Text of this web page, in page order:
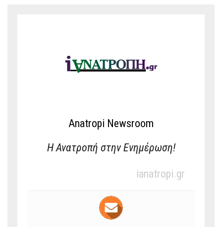
Anatropi Newsroom
Η Ανατροπή στην Ενημέρωση!
ianatropi.gr